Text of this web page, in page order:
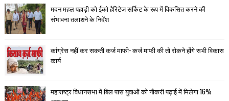
मदन महल पहाड़ी को ईको हैरिटेज सर्किट के रूप में विकसित करने की
संभावना तलाशने के निर्देश
कांग्रेस नहीं कर सकती कर्ज माफी- कर्ज माफी की तो रोकने होंगे सभी विकास
कार्य
महाराष्ट्र विधानसभा में बिल पास युवाओं को नौकरी पढ़ाई में मिलेगा 16%